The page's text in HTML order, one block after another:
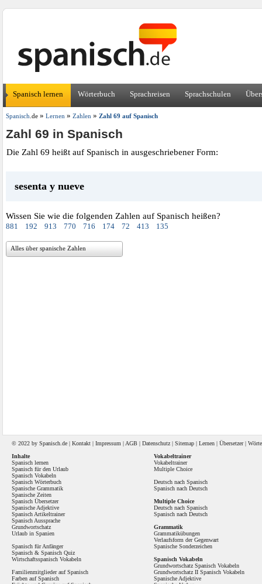
Spanisch lernen Wörterbuch Sprachreisen Sprachschulen
Spanisch .de» Lernen» Zahlen» Zahl 69 auf Spanisch
Zahl 69 in Spanisch
Die Zahl 69 heißt auf Spanisch in ausgeschriebener Form:
sesenta y nueve
Wissen Sie wie die folgenden Zahlen auf Spanisch heißen?
881 192 913 770 716 174 72 413 135
Alles über spanische Zahlen
© 2022 by Spanisch .de | Kontakt | Impressum | AGB | Datenschutz | Sitemap | Lernen | Übersetzer|
Inhalte
Spanisch lernen
Spanisch für den Urlaub
Spanisch Vokabeln
Spanisch Wörterbuch
Spanische Grammatik
Spanische Zeiten
Spanisch Übersetzer
Spanische Adjektive
Spanisch Artikeltrainer
Spanisch Aussprache
Grundwortschatz
Urlaub in Spanien
Spanisch für Anfänger
Spanisch & Spanisch Quiz
Wirtschaftsspanisch Vokabeln
Familienmitglieder auf Spanisch
Farben auf Spanisch
Vokabeltrainer
Vokabeltrainer
Multiple Choice
Deutsch nach Spanisch
Spanisch nach Deutsch
Multiple Choice
Deutsch nach Spanisch
Spanisch nach Deutsch
Grammatik
Grammatikübungen
Verlaufsform der Gegenwart
Spanische Sonderzeichen
Spanisch Vokabeln
Grundwortschatz Spanisch Vokabeln
Grundwortschatz II Spanisch Vokabeln
Spanische Adjektive